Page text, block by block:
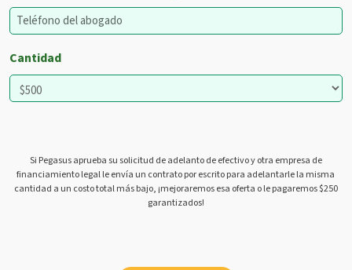
Cantidad
Si Pegasus aprueba su solicitud de adelanto de efectivo y otra empresa de
financiamiento legal le envía un contrato por escrito para adelantarle la misma
cantidad a un costo total más bajo, ¡mejoraremos esa oferta o le pagaremos $250
garantizados!